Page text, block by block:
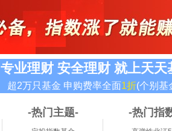
专业理财 安全理财 就上天天
超2万只基金 申购费率全面1折(个别基
-热门主题- -热门指